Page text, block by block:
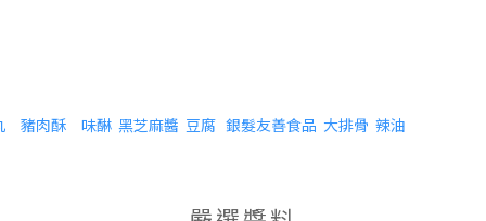
豬肉酥 味醂 黑芝麻醬 豆腐 銀髮友善食品 大排骨 辣油